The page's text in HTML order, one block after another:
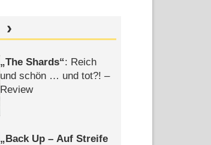
The Shards : Reich
und schön … und tot?! –
Review
Back Up – Auf Streife